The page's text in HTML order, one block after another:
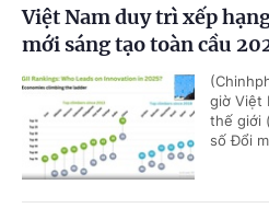
Việt Nam duy trì xếp
mới sáng tạo toàn cầu
giờ Việt
thế giới
số Đổi